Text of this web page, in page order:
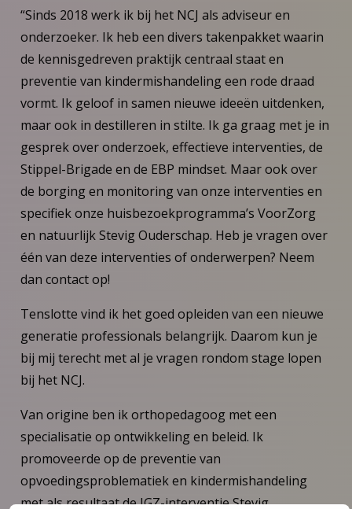
“Sinds 2018 werk ik bij het NCJ als adviseur en
onderzoeker. Ik heb een divers takenpakket waarin
de kennisgedreven praktijk centraal staat en
preventie van kindermishandeling een rode draad
vormt. Ik geloof in samen nieuwe ideeën uitdenken,
maar ook in destilleren in stilte. Ik ga graag met je in
gesprek over onderzoek, effectieve interventies, de
Stippel-Brigade en de EBP mindset. Maar ook over
de borging en monitoring van onze interventies en
specifiek onze huisbezoekprogramma’s VoorZorg
en natuurlijk Stevig Ouderschap. Heb je vragen over
één van deze interventies of onderwerpen? Neem
dan contact op!
Tenslotte vind ik het goed opleiden van een nieuwe
generatie professionals belangrijk. Daarom kun je
bij mij terecht met al je vragen rondom stage lopen
bij het NCJ.
Van origine ben ik orthopedagoog met een
specialisatie op ontwikkeling en beleid. Ik
promoveerde op de preventie van
opvoedingsproblematiek en kindermishandeling
met als resultaat de JGZ-interventie Stevig